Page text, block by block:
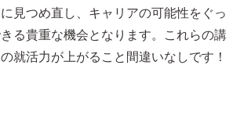
見つめ直し、キャリアの可能性をぐっ
る貴重な機会となります。これらの講
就活力が上がること間違いなしです！